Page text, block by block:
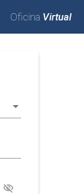
Oficina Virtual